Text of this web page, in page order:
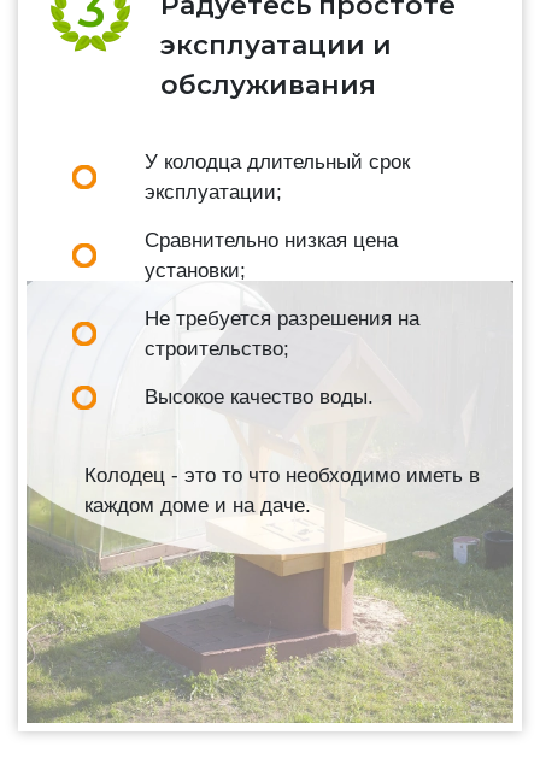
эксплуатации и
обслуживания
У колодца длительный срок
эксплуатации;
Сравнительно низкая цена
установки;
Не требуется разрешения на
строительство;
Высокое качество воды.
Колодец - это то что необходимо иметь в
каждом доме и на даче.